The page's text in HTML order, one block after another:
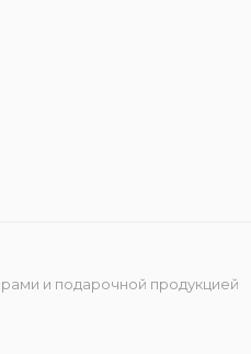
и подарочной продукцией